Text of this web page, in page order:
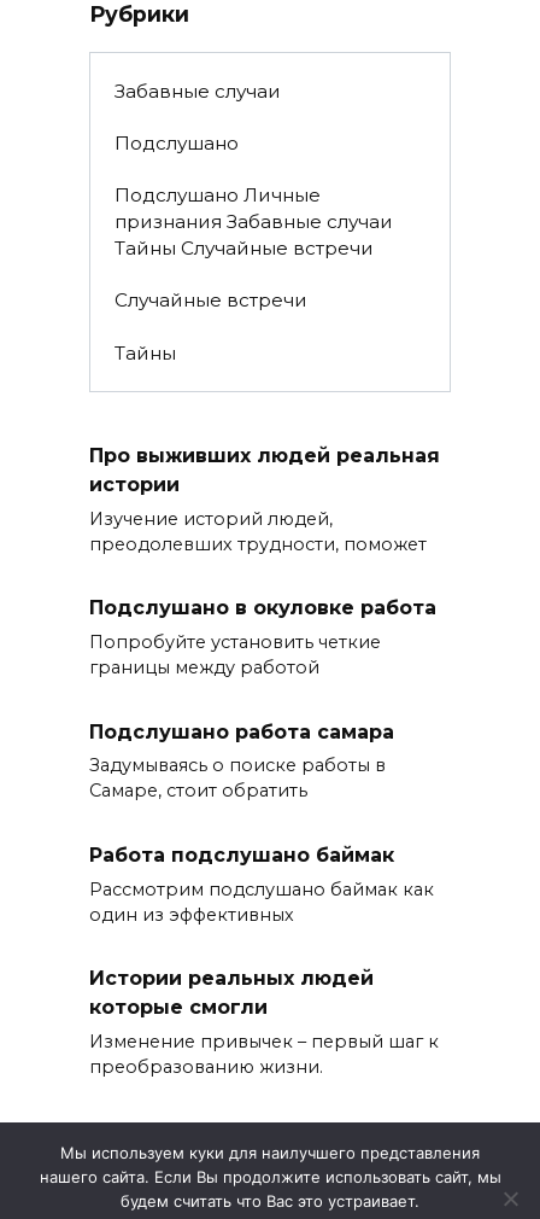
Рубрики
Забавные случаи
Подслушано
Подслушано Личные
признания Забавные случаи
Тайны Случайные встречи
Случайные встречи
Тайны
Про выживших людей реальная
истории
Изучение историй людей,
преодолевших трудности, поможет
Подслушано в окуловке работа
Попробуйте установить четкие
границы между работой
Подслушано работа самара
Задумываясь о поиске работы в
Самаре, стоит обратить
Работа подслушано баймак
Рассмотрим подслушано баймак как
один из эффективных
Истории реальных людей
которые смогли
Изменение привычек – первый шаг к
преобразованию жизни.
© 2026 История успеха
Мы используем куки для наилучшего представления
нашего сайта. Если Вы продолжите использовать сайт, мы
будем считать что Вас это устраивает.